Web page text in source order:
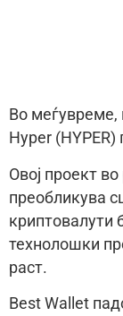
Во меѓувреме,
Hyper
Овој проект во
преобликува
криптовалути
технолошки
раст.
Best Wallet